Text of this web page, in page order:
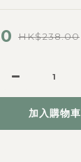
HK$238.00
加入購物車